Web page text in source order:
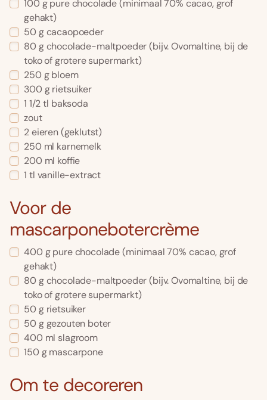
100 g pure chocolade(minimaal 70% cacao, grof
gehakt)
50 g cacaopoeder
80 g chocolade-maltpoeder(bijv. Ovomaltine, bij de
toko of grotere supermarkt)
250 g bloem
300 g rietsuiker
1 1/2 tl baksoda
zout
2eieren(geklutst)
250 ml karnemelk
200 ml koffie
1 tl vanille-extract
Voor de
mascarponebotercrème
400 g pure chocolade(minimaal 70% cacao, grof
gehakt)
80 g chocolade-maltpoeder(bijv. Ovomaltine, bij de
toko of grotere supermarkt)
50 g rietsuiker
50 g gezouten boter
400 ml slagroom
150 g mascarpone
Om te decoreren